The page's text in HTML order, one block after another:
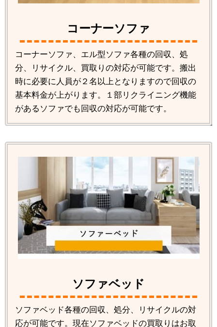
コーナーソファ
コーナーソファ、エル型ソファ各種の回収、処
分、リサイクル、買取りの対応が可能です。搬出
時に必要に人員が２名以上となりますので回収の
基本料金が上がります。１部リクライニング機能
があるソファでも回収の対応が可能です。
ソファベッド
ソファベッド各種の回収、処分、リサイクルの対
応が可能です。現在ソファベッドの買取りはお取